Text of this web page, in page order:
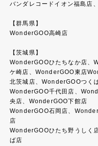
バンダレコードイオン福島店
【群馬県】
WonderGOO高崎店
【茨城県】
WonderGOOひたちなか店、
ケ崎店、WonderGOO東店
北茨城店、WonderGOOつく
WonderGOO千代田店、
央店、WonderGOO下館店
WonderGOO石岡店、
店
WonderGOOひたち野うしく
ば店